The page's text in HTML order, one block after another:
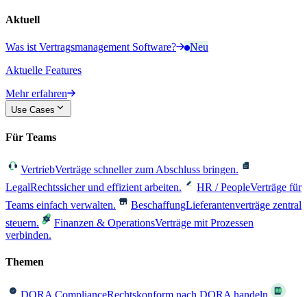
Aktuell
Was ist Vertragsmanagement Software?
Neu
Aktuelle Features
Mehr erfahren
Use Cases
Für Teams
VertriebVerträge schneller zum Abschluss bringen.
LegalRechtssicher und effizient arbeiten. HR / PeopleVerträge für
Teams einfach verwalten.
BeschaffungLieferantenverträge zentral
steuern.
Finanzen & OperationsVerträge mit Prozessen
verbinden.
Themen
DORA ComplianceRechtskonform nach DORA handeln.